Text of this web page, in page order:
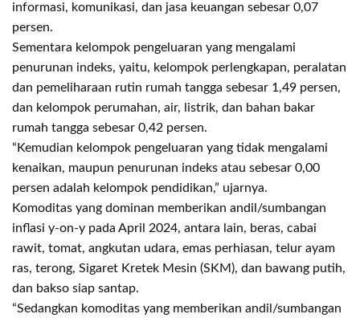
informasi, komunikasi, dan jasa keuangan sebesar 0,07
persen.
Sementara kelompok pengeluaran yang mengalami
penurunan indeks, yaitu, kelompok perlengkapan, peralatan
dan pemeliharaan rutin rumah tangga sebesar 1,49 persen,
dan kelompok perumahan, air, listrik, dan bahan bakar
rumah tangga sebesar 0,42 persen.
“Kemudian kelompok pengeluaran yang tidak mengalami
kenaikan, maupun penurunan indeks atau sebesar 0,00
persen adalah kelompok pendidikan,” ujarnya.
Komoditas yang dominan memberikan andil/sumbangan
inflasi y-on-y pada April 2024, antara lain, beras, cabai
rawit, tomat, angkutan udara, emas perhiasan, telur ayam
ras, terong, Sigaret Kretek Mesin (SKM), dan bawang putih,
dan bakso siap santap.
“Sedangkan komoditas yang memberikan andil/sumbangan